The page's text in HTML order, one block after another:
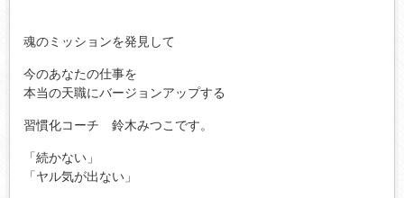
魂のミッションを発見して
今のあなたの仕事を
本当の天職にバージョンアップする
習慣化コーチ 鈴木みつこです。
「続かない」
「ヤル気が出ない」